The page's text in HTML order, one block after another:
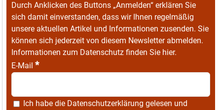
Durch Anklicken des Buttons „Anmelden“ erklären Sie
sich damit einverstanden, dass wir Ihnen regelmäßig
unsere aktuellen Artikel und Informationen zusenden. Sie
können sich jederzeit von diesem Newsletter abmelden.
Informationen zum Datenschutz finden Sie hier.
E-Mail *
Ich habe die Datenschutzerklärung gelesen und